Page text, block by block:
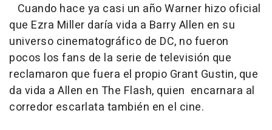
Cuando hace ya casi un año Warner hizo oficial
que Ezra Miller daría vida a Barry Allen en su
universo cinematográfico de DC, no fueron
pocos los fans de la serie de televisión que
reclamaron que fuera el propio Grant Gustin, que
da vida a Allen en The Flash, quien encarnara al
corredor escarlata también en el cine.